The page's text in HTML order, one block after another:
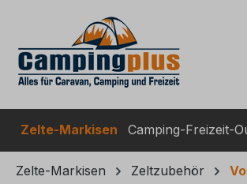
Zur Suche springen
Zelte-Markisen Camping-Freizeit-
Zelte-Markisen Zeltzubehör